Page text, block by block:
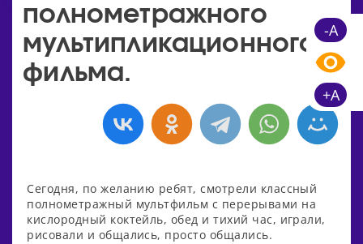
полнометражного
мультипликационного
фильма.
Сегодня, по желанию ребят, смотрели классный
полнометражный мультфильм с перерывами на
кислородный коктейль, обед и тихий час, играли,
рисовали и общались, просто общались.
-A
+A